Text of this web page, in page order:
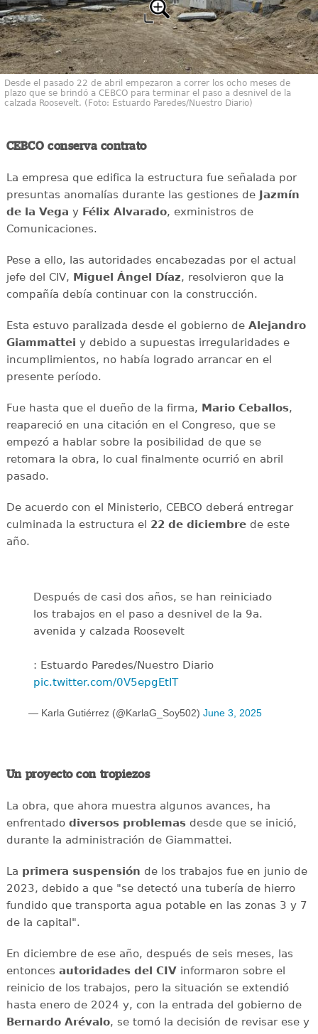
Desde el pasado 22 de abril empezaron a correr los ocho meses de
plazo que se brindó a CEBCO para terminar el paso a desnivel de la
calzada Roosevelt. (Foto: Estuardo Paredes/Nuestro Diario)
CEBCO conserva contrato
La empresa que edifica la estructura fue señalada por
presuntas anomalías durante las gestiones de Jazmín
de la Vega y Félix Alvarado, exministros de
Comunicaciones.
Pese a ello, las autoridades encabezadas por el actual
jefe del CIV, Miguel Ángel Díaz, resolvieron que la
compañía debía continuar con la construcción.
Esta estuvo paralizada desde el gobierno de Alejandro
Giammattei y debido a supuestas irregularidades e
incumplimientos, no había logrado arrancar en el
presente período.
Fue hasta que el dueño de la firma, Mario Ceballos,
reapareció en una citación en el Congreso, que se
empezó a hablar sobre la posibilidad de que se
retomara la obra, lo cual finalmente ocurrió en abril
pasado.
De acuerdo con el Ministerio, CEBCO deberá entregar
culminada la estructura el 22 de diciembrede este
año.
Después de casi dos años, se han reiniciado
los trabajos en el paso a desnivel de la 9a.
avenida y calzada Roosevelt
: Estuardo Paredes/Nuestro Diario
pic.twitter.com/0V5epgEtIT
— Karla Gutiérrez (@KarlaG_Soy502) June 3, 2025
Un proyecto con tropiezos
La obra, que ahora muestra algunos avances, ha
enfrentado diversos problemasdesde que se inició,
durante la administración de Giammattei.
La primera suspensión de los trabajos fue en junio de
2023, debido a que "se detectó una tubería de hierro
fundido que transporta agua potable en las zonas 3 y 7
de la capital".
En diciembre de ese año, después de seis meses, las
entonces autoridades del CIVinformaron sobre el
reinicio de los trabajos, pero la situación se extendió
hasta enero de 2024 y, con la entrada del gobierno de
Bernardo Arévalo, se tomó la decisión de revisar ese y